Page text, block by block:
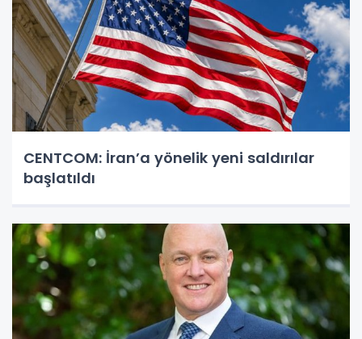
CENTCOM: İran’a yönelik yeni saldırılar
başlatıldı